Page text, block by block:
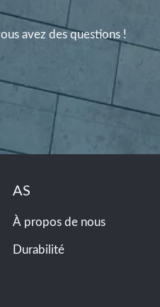
avez des questions !
AS
À propos de nous
Durabilité